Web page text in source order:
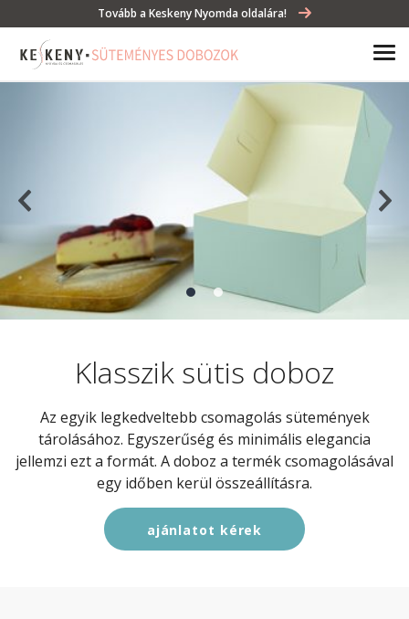
Tovább a Keskeny Nyomda oldalára!
Klasszik sütis doboz
Az egyik legkedveltebb csomagolás sütemények
tárolásához. Egyszerűség és minimális elegancia
jellemzi ezt a formát. A doboz a termék csomagolásával
egy időben kerül összeállításra.
ajánlatot kérek